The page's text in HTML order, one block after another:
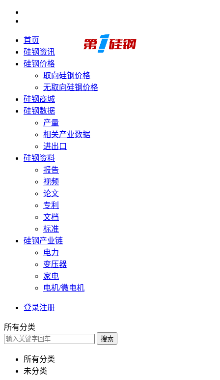
首页
硅钢资讯
硅钢价格
取向硅钢价格
无取向硅钢价格
硅钢商城
硅钢数据
产量
相关产业数据
进出口
硅钢资料
报告
视频
论文
专利
文档
标准
硅钢产业链
电力
变压器
家电
电机/微电机
登录注册
所有分类
搜索
所有分类
未分类